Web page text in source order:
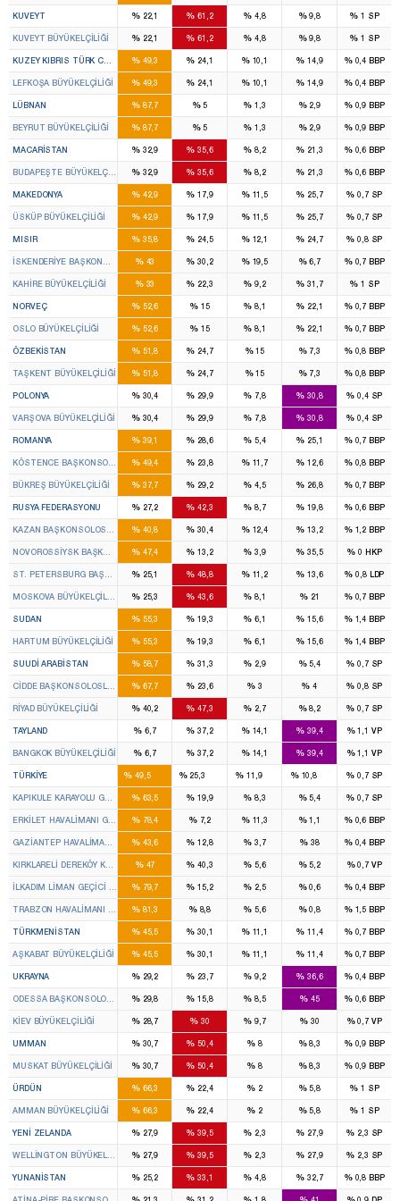
KUVEYT %22,1 % 61,2 % 4,8 %9,8 %1 SP
KUVEYT BÜYÜKELÇILIĞI %22,1 % 61,2 % 4,8 %9,8 %1 SP
KUZEY KIBRIS TÜRK CUM. %49,3 % 24,1 %10,1 % 14,9 %0,4 BBP
LEFKOŞA BÜYÜKELÇILIĞI %49,3 % 24,1 %10,1 % 14,9 %0,4 BBP
LÜBNAN %87,7 %5 % 1,3 %2,9 %0,9 BBP
BEYRUT BÜYÜKELÇILIĞI %87,7 %5 % 1,3 %2,9 %0,9 BBP
MACARISTAN %32,9 % 35,6 % 8,2 % 21,3 %0,6 BBP
BUDAPEŞTE BÜYÜKELÇILIĞI %32,9 % 35,6 % 8,2 % 21,3 %0,6 BBP
MAKEDONYA %42,9 % 17,9 %11,5 % 25,7 % 0,7 SP
ÜSKÜP BÜYÜKELÇILIĞI %42,9 % 17,9 %11,5 % 25,7 % 0,7 SP
MISIR %35,8 % 24,5 %12,1 % 24,7 % 0,8 SP
İSKENDERIYE BAŞKONSOLOSLUĞU
%43 % 30,2 %19,5 %6,7 %0,7 BBP
KAHIRE BÜYÜKELÇILIĞI %33 % 22,3 % 9,2 % 31,7 %1 SP
NORVEÇ %52,6 % 15 % 8,1 % 22,1 %0,7 BBP
OSLO BÜYÜKELÇILIĞI %52,6 % 15 % 8,1 % 22,1 %0,7 BBP
ÖZBEKISTAN %51,8 % 24,7 %15 %7,3 %0,8 BBP
TAŞKENT BÜYÜKELÇILIĞI %51,8 % 24,7 %15 %7,3 %0,8 BBP
POLONYA %30,4 % 29,9 % 7,8 % 30,8 % 0,4 SP
VARŞOVA BÜYÜKELÇILIĞI %30,4 % 29,9 % 7,8 % 30,8 % 0,4 SP
ROMANYA %39,1 % 28,6 % 5,4 % 25,1 %0,7 BBP
KÖSTENCE BAŞKONSOLOSLUĞU
%49,4 % 23,8 %11,7 % 12,6 %0,8 BBP
BÜKREŞ BÜYÜKELÇILIĞI %37,7 % 29,2 % 4,5 % 26,8 %0,7 BBP
RUSYA FEDERASYONU %27,2 % 42,3 % 8,7 % 19,8 %0,6 BBP
KAZAN BAŞKONSOLOSLUĞU %40,8 % 30,4 %12,4 % 13,2 %1,2 BBP
NOVOROSSIYSK BAŞKONSOLOSLUĞU
%47,4 % 13,2 % 3,9 % 35,5 % 0 HKP
ST. PETERSBURG BAŞKONSOLOSLUĞU
%25,1 % 48,8 %11,2 % 13,6 % 0,8 LDP
MOSKOVA BÜYÜKELÇILIĞI %25,3 % 43,6 % 8,1 %21 %0,7 BBP
SUDAN %55,3 % 19,3 % 6,1 % 15,6 %1,4 BBP
HARTUM BÜYÜKELÇILIĞI %55,3 % 19,3 % 6,1 % 15,6 %1,4 BBP
SUUDI ARABISTAN %58,7 % 31,3 % 2,9 %5,4 % 0,7 SP
CIDDE BAŞKONSOLOSLUĞU %67,7 % 23,6 %3 % 4 % 0,8 SP
RIYAD BÜYÜKELÇILIĞI %40,2 % 47,3 % 2,7 %8,2 % 0,7 SP
TAYLAND % 6,7 % 37,2 %14,1 % 39,4 %1,1VP
BANGKOK BÜYÜKELÇILIĞI % 6,7 % 37,2 %14,1 % 39,4 %1,1VP
TÜRKIYE %49,5 %25,3
134
% 11,9 %10,8 % 0,7 SP
KAPIKULE KARAYOLU GEÇİCİ GÜMRÜK KAPISI
%63,5 % 19,9 % 8,3 %5,4 % 0,7 SP
ERKİLET HAVALİMANI GEÇİCİ GÜMRÜK KAPISI
%78,4 %7,2 %11,3 %1,1 %0,6 BBP
GAZİANTEP HAVALİMANI GEÇİCİ GÜMRÜK KAPISI
%43,6 % 12,8 % 3,7 %38 %0,4 BBP
KIRKLARELİ DEREKÖY KARAYOLU GEÇİCİ GÜMRÜK KAPISI
%47 % 40,3 % 5,6 %5,2 %0,7VP
İLKADIM LİMAN GEÇİCİ GÜMRÜK KAPISI
%79,7 % 15,2 % 2,5 %0,6 %0,4 BBP
TRABZON HAVALİMANI GEÇİCİ GÜMRÜK KAPISI
%81,3 %8,8 % 5,6 %0,8 %1,5 BBP
TÜRKMENISTAN %45,5 % 30,1 %11,1 % 11,4 %0,7 BBP
AŞKABAT BÜYÜKELÇILIĞI %45,5 % 30,1 %11,1 % 11,4 %0,7 BBP
UKRAYNA %29,2 % 23,7 % 9,2 % 36,6 %0,4 BBP
ODESSA BAŞKONSOLOSLUĞU%29,8 % 15,8 % 8,5 %45 %0,6 BBP
KIEV BÜYÜKELÇILIĞI %28,7 % 30 % 9,7 %30 %0,7VP
UMMAN %30,7 % 50,4 %8 %8,3 %0,9 BBP
MUSKAT BÜYÜKELÇILIĞI %30,7 % 50,4 %8 %8,3 %0,9 BBP
ÜRDÜN %66,3 % 22,4 %2 %5,8 %1 SP
AMMAN BÜYÜKELÇILIĞI %66,3 % 22,4 %2 %5,8 %1 SP
YENI ZELANDA %27,9 % 39,5 % 2,3 % 27,9 % 2,3 SP
WELLINGTON BÜYÜKELÇILIĞI %27,9 % 39,5 % 2,3 % 27,9 % 2,3 SP
YUNANISTAN %25,2 % 33,1 % 4,8 % 32,7 %0,8 BBP